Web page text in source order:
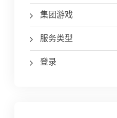
集团游戏
服务类型
登录